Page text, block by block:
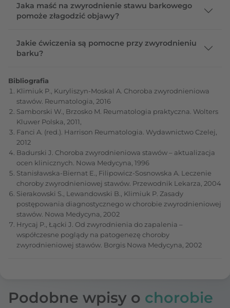
Jaka maść na zwyrodnienie stawu barkowego
pomoże złagodzić objawy?
Jakie ćwiczenia są pomocne przy zwyrodnieniu
barku?
Bibliografia
Klimiuk P., Kuryliszyn-Moskal A. Choroba zwyrodnieniowa
stawów. Reumatologia, 2016
Samborski W., Brzosko M. Reumatologia praktyczna. Wolters
Kluwer Polska, 2011,
Fanci A. (red.). Harrison Reumatologia. Wydawnictwo Czelej,
2012
Badurski J. Choroba zwyrodnieniowa stawów – aktualizacja
ocen klinicznych. Nowa Medycyna, 1996
Stanisławska-Biernat E., Filipowicz-Sosnowska A. Leczenie
choroby zwyrodnieniowej stawów. Przewodnik Lekarza, 2004
Sierakowski S., Lewandowski B., Klimiuk P. Zasady
postępowania diagnostycznego w chorobie zwyrodnieniowej
stawów. Nowa Medycyna, 2002
Hrycaj P., Łącki J. Od zwyrodnienia do zapalenia –
współczesne poglądy na patogenezę choroby
zwyrodnieniowej stawów. Borgis Nowa Medycyna, 2002
Podobne wpisy o chorobie